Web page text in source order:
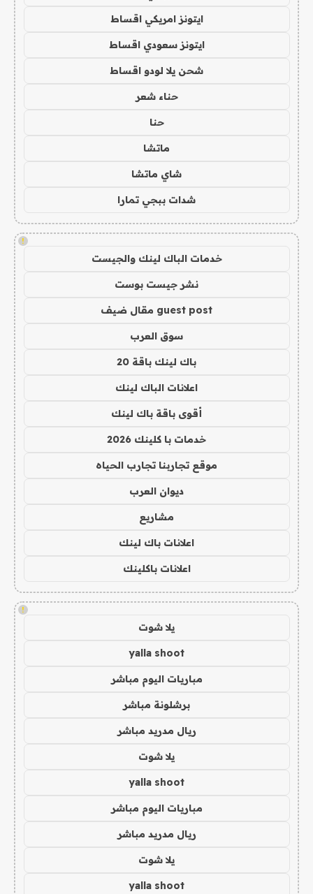
ايتونز امريكي اقساط
ايتونز سعودي اقساط
شحن يلا لودو اقساط
حناء شعر
حنا
ماتشا
شاي ماتشا
شدات ببجي تمارا
!
خدمات الباك لينك والجيست
نشر جيست بوست
guest post مقال ضيف
سوق العرب
باك لينك باقة 20
اعلانات الباك لينك
أقوى باقة باك لينك
خدمات با كلينك 2026
موقع تجاربنا تجارب الحياه
ديوان العرب
مشاريع
اعلانات باك لينك
اعلانات باكلينك
!
يلا شوت
yalla shoot
مباريات اليوم مباشر
برشلونة مباشر
ريال مدريد مباشر
يلا شوت
yalla shoot
مباريات اليوم مباشر
ريال مدريد مباشر
يلا شوت
yalla shoot